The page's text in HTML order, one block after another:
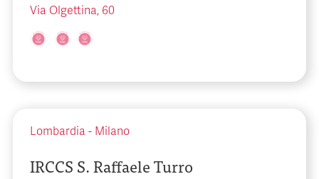
Via Olgettina, 60
Lombardia - Milano
IRCCS S. Raffaele Turro